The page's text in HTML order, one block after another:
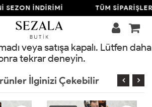
SEZON İNDİRİMİ TÜM
veya satışa kapalı. Lütfen daha
tekrar deneyin.
İlginizi Çekebilir